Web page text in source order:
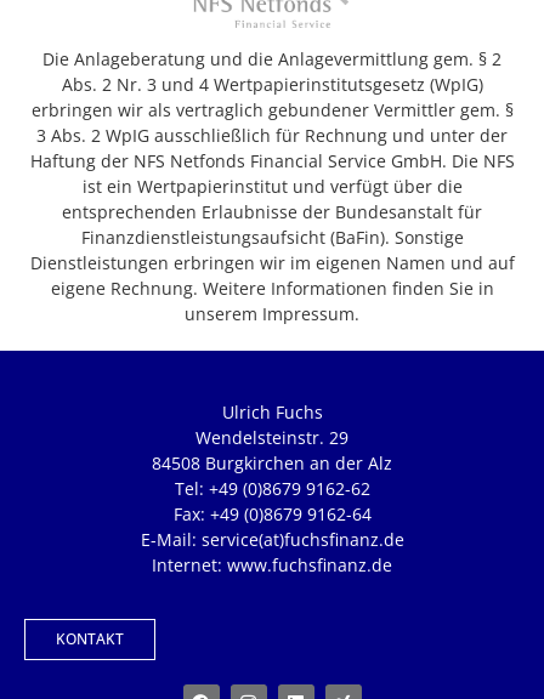
Die Anlageberatung und die Anlagevermittlung gem. § 2
Abs. 2 Nr. 3 und 4 Wertpapierinstitutsgesetz (WpIG)
erbringen wir als vertraglich gebundener Vermittler gem. §
3 Abs. 2 WpIG ausschließlich für Rechnung und unter der
Haftung der NFS Netfonds Financial Service GmbH. Die NFS
ist ein Wertpapierinstitut und verfügt über die
entsprechenden Erlaubnisse der Bundesanstalt für
Finanzdienstleistungsaufsicht (BaFin). Sonstige
Dienstleistungen erbringen wir im eigenen Namen und auf
eigene Rechnung. Weitere Informationen finden Sie in
unserem Impressum.
Ulrich Fuchs
Wendelsteinstr. 29
84508 Burgkirchen an der Alz
Tel: +49 (0)8679 9162-62
Fax: +49 (0)8679 9162-64
E-Mail: service(at)fuchsfinanz.de
Internet: www.fuchsfinanz.de
KONTAKT